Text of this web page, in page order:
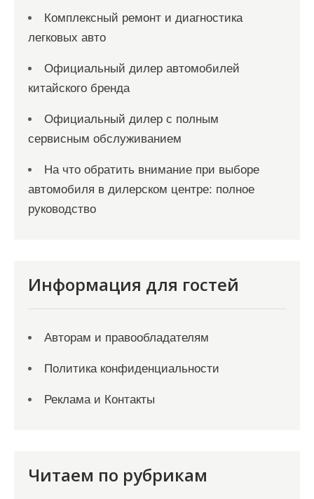
Комплексный ремонт и диагностика
легковых авто
Официальный дилер автомобилей
китайского бренда
Официальный дилер с полным
сервисным обслуживанием
На что обратить внимание при выборе
автомобиля в дилерском центре: полное
руководство
Информация для гостей
Авторам и правообладателям
Политика конфиденциальности
Реклама и Контакты
Читаем по рубрикам